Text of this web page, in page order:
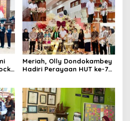
Remboken
Meriah, Olly Dondokambey
Hadiri Perayaan HUT ke-7